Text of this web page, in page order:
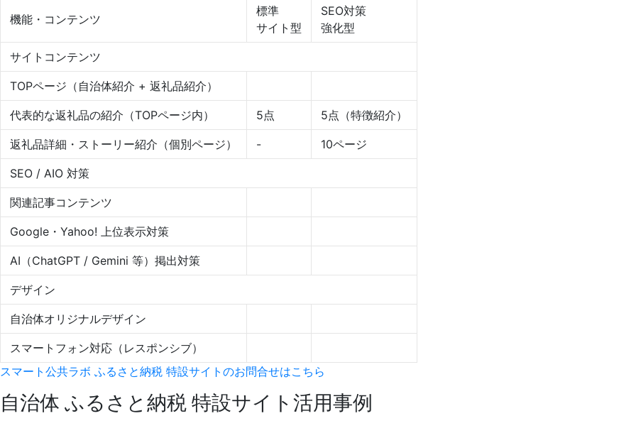
機能・コンテンツ
標準
サイト型
SEO対策
強化型
サイトコンテンツ
TOPページ（自治体紹介 + 返礼品紹介）
代表的な返礼品の紹介（TOPページ内） 5点 5点 （特徴紹介）
返礼品詳細・ストーリー紹介（個別ページ） - 10ページ
SEO / AIO 対策
関連記事コンテンツ
Google・Yahoo! 上位表示対策
AI（ChatGPT / Gemini 等）掲出対策
デザイン
自治体オリジナルデザイン
スマートフォン対応（レスポンシブ）
スマート公共ラボ ふるさと納税 特設サイトのお問合せはこちら
自治体 ふるさと納税 特設サイト活用事例